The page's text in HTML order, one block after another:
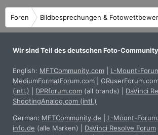
n
Foren Bildbesprechungen &
Wir sind Teil des deutschen Foto-
English: MFTCommunity.com L-Mount-
MediumFormatForum.com
(intl.)
DPRforum.com (all brands) DaVinci
ShootingAnalog.com (intl.)
German: MFTCommunity.de L-Mount-
info.de (alle Marken) DaVinci Resolve Forum